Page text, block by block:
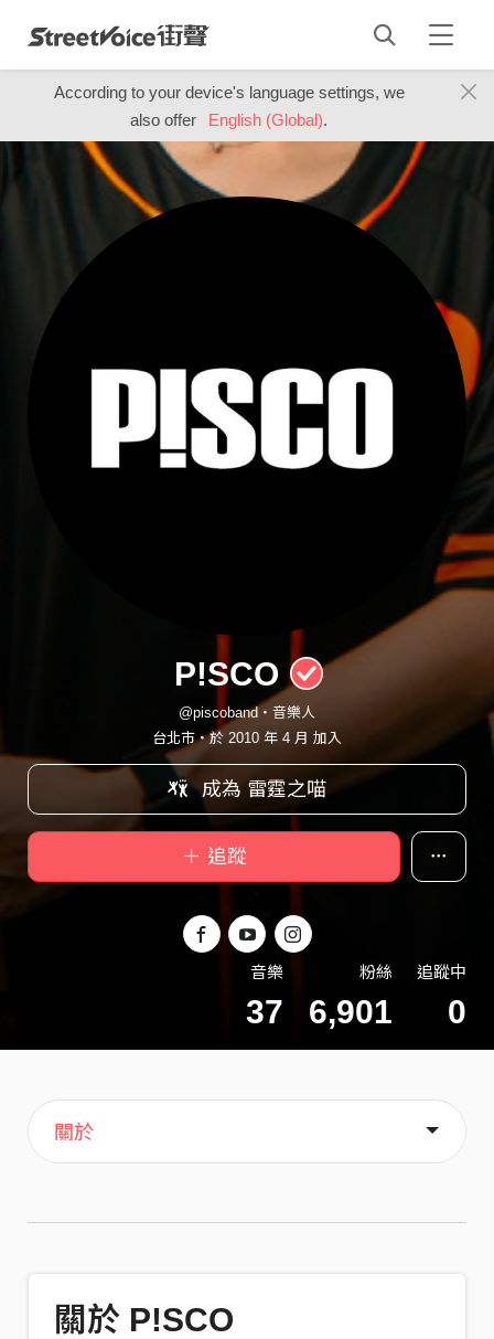
According to your device's language settings, we
also offer
English (Global).
P!SCO
@piscoband・音樂人
台北市・於 2010 年 4 月 加入
成為 雷霆之喵
＋ 追蹤
音樂
37
粉絲
6,901
追蹤中
0
主頁
音樂
歌單
喜歡
關於
關於 P!SCO